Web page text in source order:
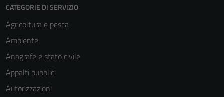
CATEGORIE DI SERVIZIO
Agricoltura e pesca
Ambiente
Anagrafe e stato civile
Appalti pubblici
Autorizzazioni